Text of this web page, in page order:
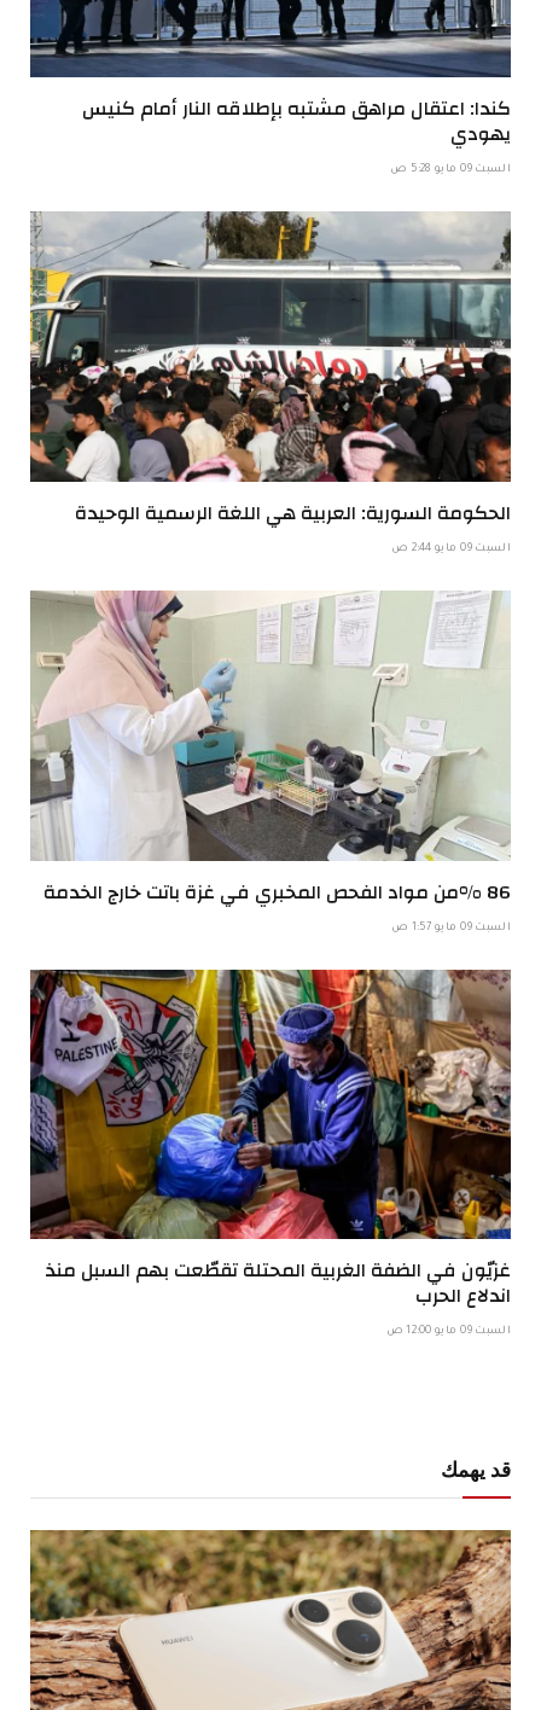
كندا: اعتقال مراهق مشتبه بإطلاقه النار أمام كنيس
يهودي
السبت 09 مايو 5:28 ص
الحكومة السورية: العربية هي اللغة الرسمية الوحيدة
السبت 09 مايو 2:44 ص
86 %من مواد الفحص المخبري في غزة باتت خارج الخدمة
السبت 09 مايو 1:57 ص
غزيّون في الضفة الغربية المحتلة تقطّعت بهم السبل منذ
اندلاع الحرب
السبت 09 مايو 12:00 ص
قد يهمك